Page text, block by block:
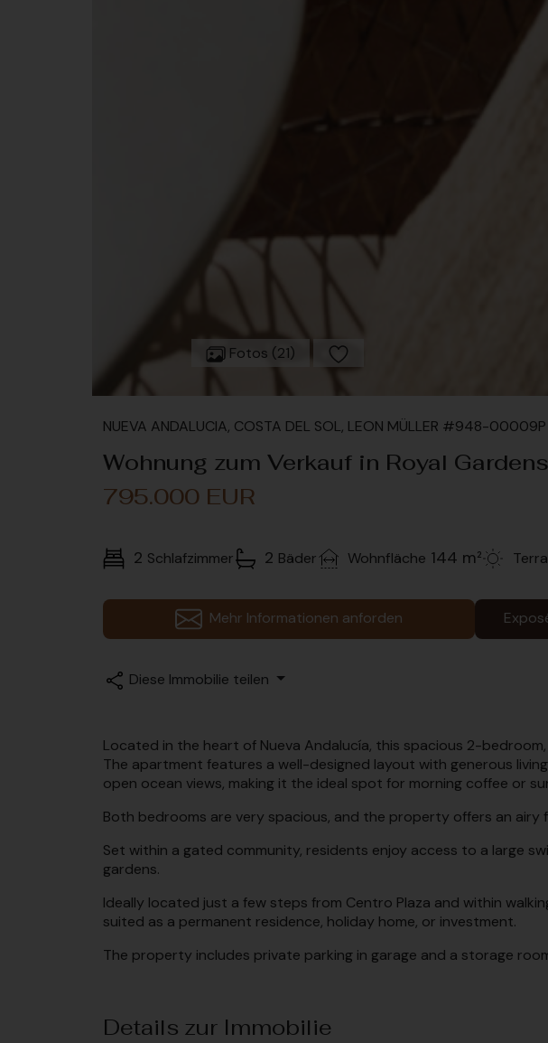
Fotos (21)
NUEVA ANDALUCIA, COSTA DEL SOL, LEON MÜLLER #948-00009P
Wohnung zum Verkauf in Royal
795.000 EUR
2 Schlafzimmer 2 Bäder Wohnfläche 144 m²
Mehr Informationen anforden
Diese Immobilie teilen
Located in the heart of Nueva Andalucía, this spacious 2-
The apartment features a well-designed layout with generous
open ocean views, making it the ideal spot for morning coffee or
Both bedrooms are very spacious, and the property offers an
Set within a gated community, residents enjoy access to a large
gardens.
Ideally located just a few steps from Centro Plaza and within
suited as a permanent residence, holiday home, or investment.
The property includes private parking in garage and a storage
Details zur Immobilie